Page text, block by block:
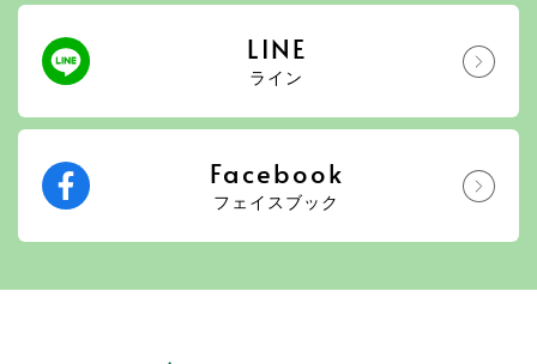
LINE
ライン
Facebook
フェイスブック